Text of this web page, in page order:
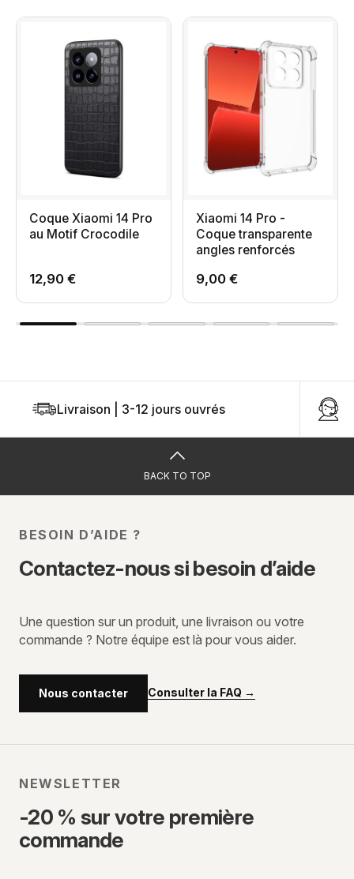
Coque Xiaomi 14 Pro
au Motif Crocodile
12,90 €
Xiaomi 14 Pro -
Coque transparente
angles renforcés
9,00 €
Livraison | 3-12 jours ouvrés
BACK TO TOP
BESOIN D’AIDE ?
Contactez-nous si besoin d’aide
Une question sur un produit, une livraison ou votre
commande ? Notre équipe est là pour vous aider.
Nous contacter Consulter la FAQ →
NEWSLETTER
-20 % sur votre première
commande